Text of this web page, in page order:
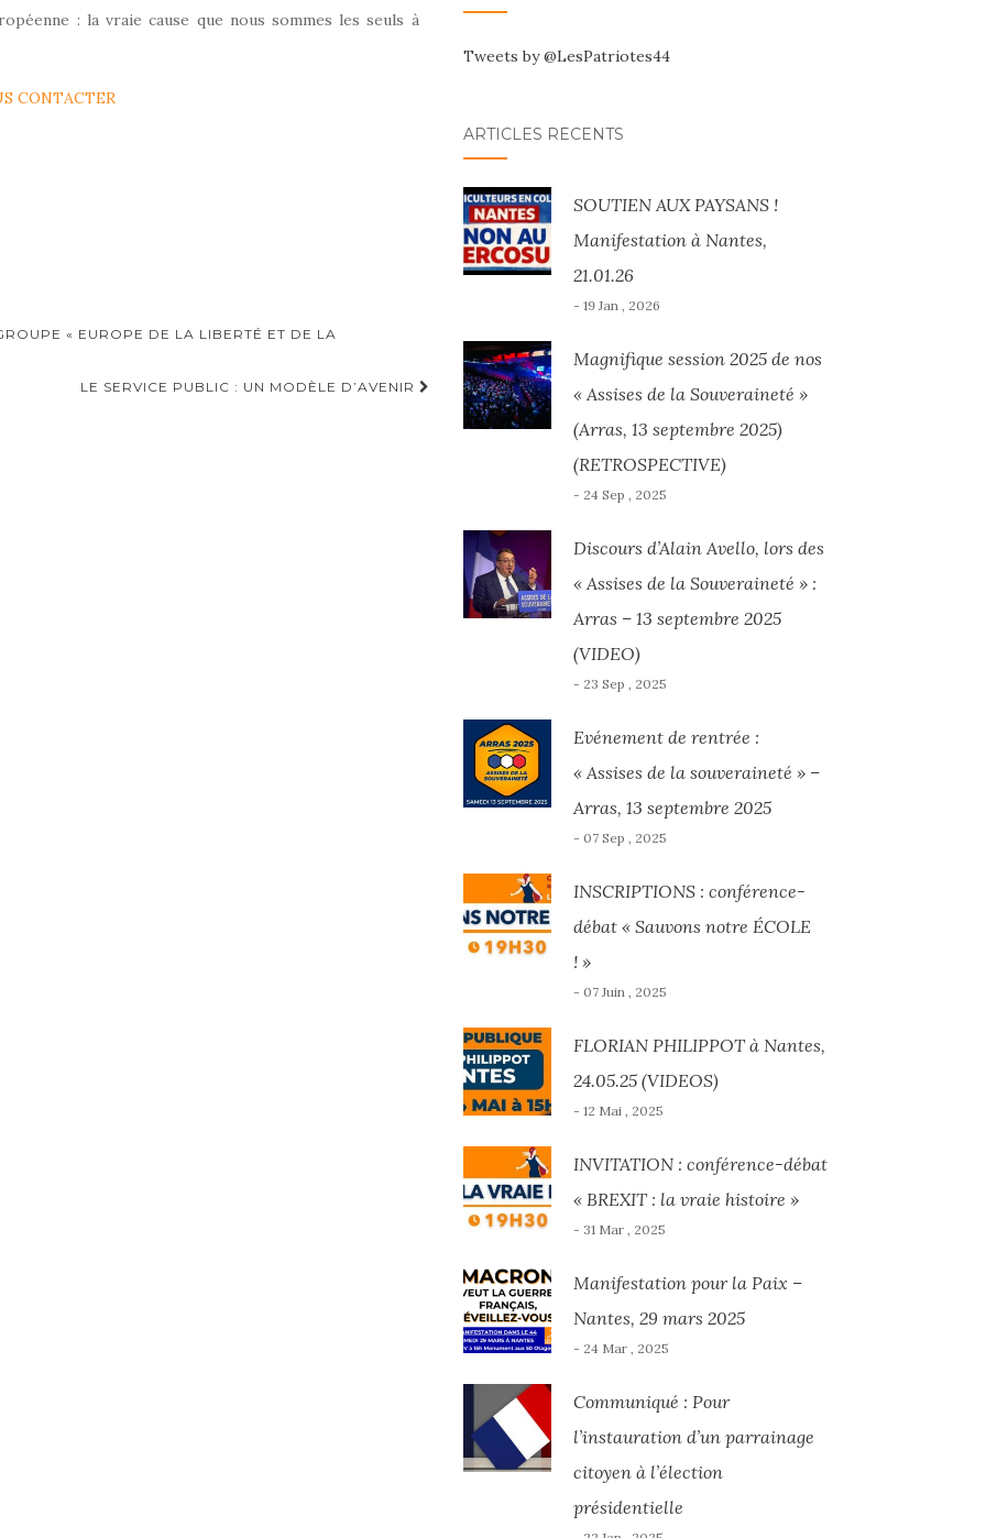
: la vraie cause que nous sommes les seuls à
CONTACTER
« EUROPE DE LA LIBERTÉ ET DE LA
LE SERVICE PUBLIC : UN MODÈLE D’AVENIR
Tweets by @LesPatriotes44
ARTICLES RÉCENTS
SOUTIEN AUX PAYSANS !
Manifestation à Nantes,
21.01.26
- 19 Jan , 2026
Magnifique session 2025 de nos
« Assises de la Souveraineté »
(Arras, 13 septembre 2025)
(RETROSPECTIVE)
- 24 Sep , 2025
Discours d’Alain Avello, lors des
« Assises de la Souveraineté » :
Arras – 13 septembre 2025
(VIDEO)
- 23 Sep , 2025
Evénement de rentrée :
« Assises de la souveraineté » –
Arras, 13 septembre 2025
- 07 Sep , 2025
INSCRIPTIONS : conférence-
débat « Sauvons notre ÉCOLE
! »
- 07 Juin , 2025
FLORIAN PHILIPPOT à Nantes,
24.05.25 (VIDEOS)
- 12 Mai , 2025
INVITATION : conférence-débat
« BREXIT : la vraie histoire »
- 31 Mar , 2025
Manifestation pour la Paix –
Nantes, 29 mars 2025
- 24 Mar , 2025
Communiqué : Pour
l’instauration d’un parrainage
citoyen à l’élection
présidentielle